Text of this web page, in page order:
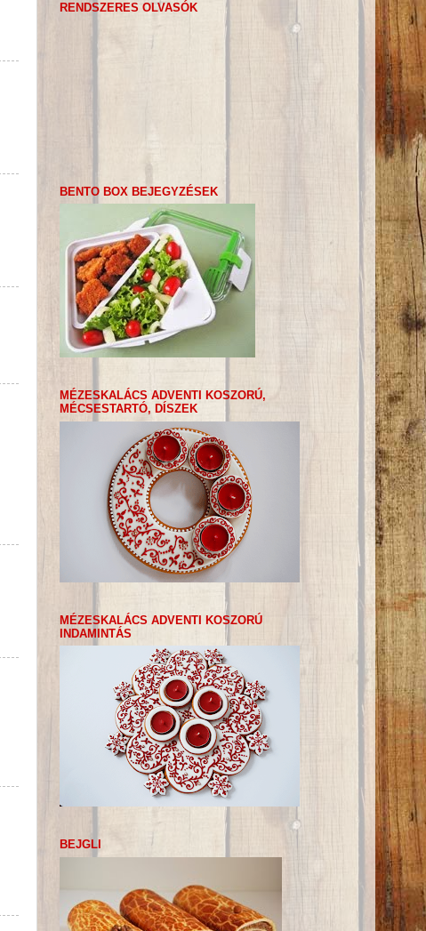
RENDSZERES OLVASÓK
BENTO BOX BEJEGYZÉSEK
MÉZESKALÁCS ADVENTI KOSZORÚ,
MÉCSESTARTÓ, DÍSZEK
MÉZESKALÁCS ADVENTI KOSZORÚ
INDAMINTÁS
BEJGLI